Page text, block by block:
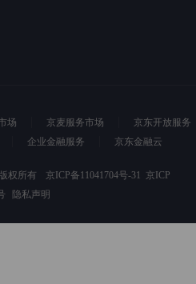
场 京麦服务市场
京东开放服务
企业金融服务 京东金融云
权所有 京ICP备11041704号-31 京ICP
隐私声明